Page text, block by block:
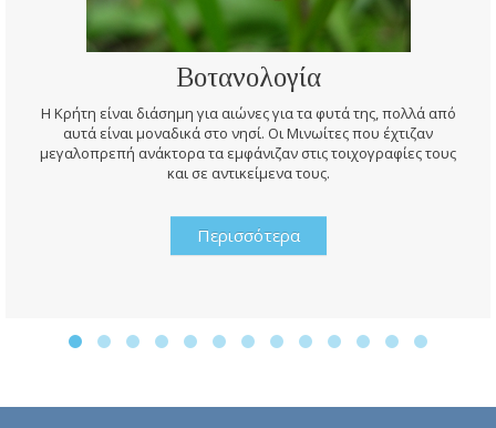
Βοτανολογία
Η Κρήτη είναι διάσημη για αιώνες για τα φυτά της, πολλά από
αυτά είναι μοναδικά στο νησί. Οι Μινωίτες που έχτιζαν
μεγαλοπρεπή ανάκτορα τα εμφάνιζαν στις τοιχογραφίες τους
και σε αντικείμενα τους.
Περισσότερα